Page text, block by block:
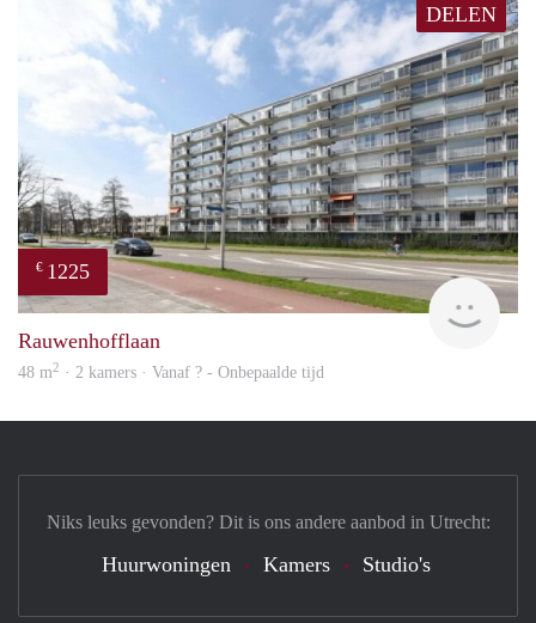
DELEN
€ 1225
Rauwenhofflaan
48 m2 · 2 kamers · Vanaf ? - Onbepaalde tijd
Niks leuks gevonden? Dit is ons andere aanbod in Utrecht:
Huurwoningen Kamers Studio's